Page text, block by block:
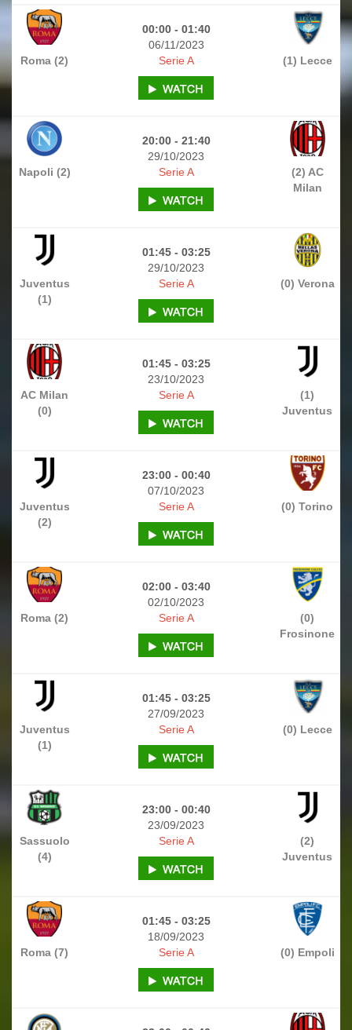
00:00 - 01:40
06/11/2023
Roma (2)
(1) Lecce
Serie A
20:00 - 21:40
29/10/2023
Napoli (2)
(2) AC
Milan
Serie A
01:45 - 03:25
29/10/2023
Juventus
(1)
(0) Verona
Serie A
01:45 - 03:25
23/10/2023
AC Milan
(0)
(1)
Juventus
Serie A
23:00 - 00:40
07/10/2023
Juventus
(2)
(0) Torino
Serie A
02:00 - 03:40
02/10/2023
Roma (2)
(0)
Frosinone
Serie A
01:45 - 03:25
27/09/2023
Juventus
(1)
(0) Lecce
Serie A
23:00 - 00:40
23/09/2023
Sassuolo
(4)
(2)
Juventus
Serie A
01:45 - 03:25
18/09/2023
Roma (7)
(0) Empoli
Serie A